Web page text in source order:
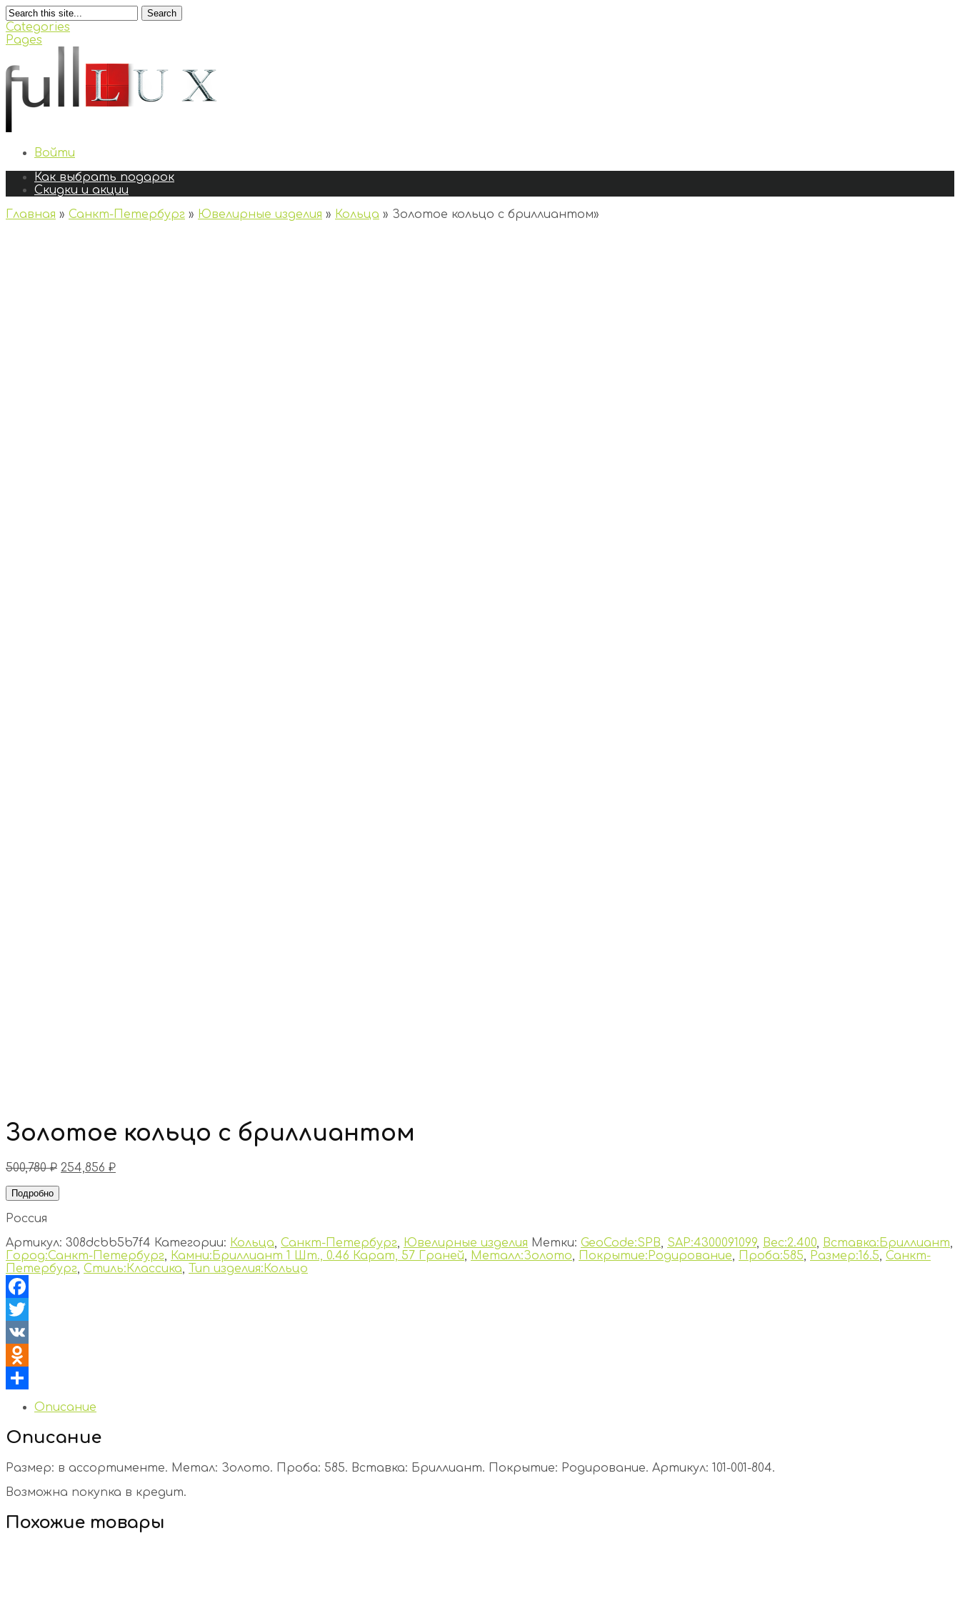
Search
Categories
Pages
Войти
Как выбрать подарок
Скидки и акции
Главная » Санкт-Петербург » Ювелирные изделия » Кольца » Золотое кольцо с бриллиантом»
Золотое кольцо с бриллиантом
500,780₽ 254,856 ₽
Подробно
Россия
Артикул: 308dcbb5b7f4 Категории: Кольца, Санкт-Петербург, Ювелирные изделия Метки: GeoCode:SPB, SAP:4300091099, Вес:2.400, Вставка:Бриллиант,
Город:Санкт-Петербург, Камни:Бриллиант 1 Шт., 0.46 Карат, 57 Граней, Металл:Золото, Покрытие:Родирование, Проба:585, Размер:16.5, Санкт-
Петербург, Стиль:Классика, Тип изделия:Кольцо
Facebook
Twitter
VK
Odnoklassniki
Отправить
Описание
Описание
Размер: в ассортименте. Метал: Золото. Проба: 585. Вставка: Бриллиант. Покрытие: Родирование. Артикул: 101-001-804.
Возможна покупка в кредит.
Похожие товары